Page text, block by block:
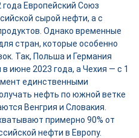
Европейский Союз
сырой нефти, а с
Однако временные
стран, которые особенно
Так, Польша и Германия
июне 2023 года, а Чехия — с 1
единственными
нефть по южной ветке
Венгрия и Словакия.
примерно 90% от
нефти в Европу.